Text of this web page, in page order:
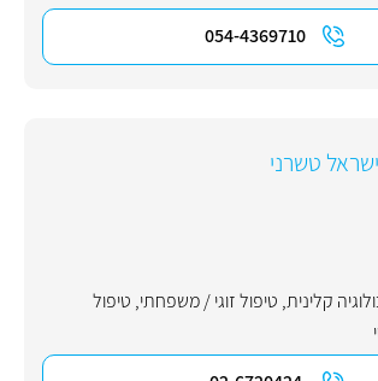
054-4369710
ישראל טשרני
קלינית, טיפול זוגי / משפחתי, טיפול